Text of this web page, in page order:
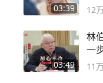
03:39 12万
03:49
林
一
论
11万